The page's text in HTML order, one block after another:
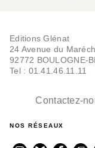
Editions Glénat
24 Avenue du
92772 BOULOGNE-
Tel : 01.41.46.11.11
Contactez-
NOS RÉSEAUX